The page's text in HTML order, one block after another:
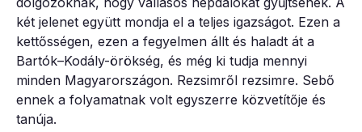
két jelenet együtt mondja el a teljes igazságot. Ezen a
kettősségen, ezen a fegyelmen állt és haladt át a
Bartók–Kodály-örökség, és még ki tudja mennyi
minden Magyarországon. Rezsimről rezsimre. Sebő
ennek a folyamatnak volt egyszerre közvetítője és
tanúja.